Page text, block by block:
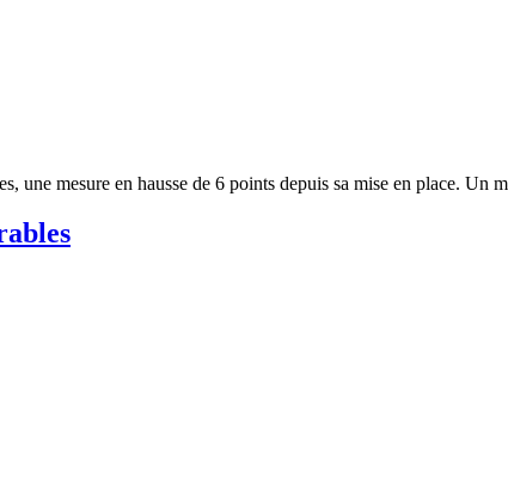
une mesure en hausse de 6 points depuis sa mise en place. Un